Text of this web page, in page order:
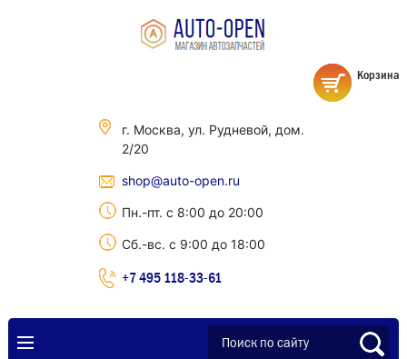
г. Москва, ул. Рудневой, дом.
2/20
shop@auto-open.ru
Пн.-пт. с 8:00 до 20:00
Сб.-вс. с 9:00 до 18:00
+7 495 118-33-61
Корзина